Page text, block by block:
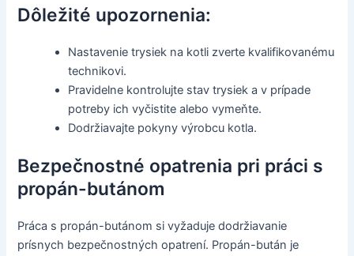
Dôležité upozornenia:
Nastavenie trysiek na kotli zverte kvalifikovanému
technikovi.
Pravidelne kontrolujte stav trysiek a v prípade
potreby ich vyčistite alebo vymeňte.
Dodržiavajte pokyny výrobcu kotla.
Bezpečnostné opatrenia pri práci s
propán-butánom
Práca s propán-butánom si vyžaduje dodržiavanie
prísnych bezpečnostných opatrení. Propán-bután je